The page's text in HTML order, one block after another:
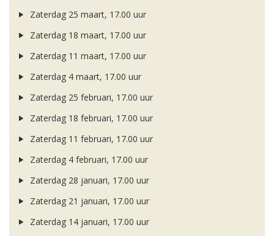
Zaterdag 25 maart, 17.00 uur
Zaterdag 18 maart, 17.00 uur
Zaterdag 11 maart, 17.00 uur
Zaterdag 4 maart, 17.00 uur
Zaterdag 25 februari, 17.00 uur
Zaterdag 18 februari, 17.00 uur
Zaterdag 11 februari, 17.00 uur
Zaterdag 4 februari, 17.00 uur
Zaterdag 28 januari, 17.00 uur
Zaterdag 21 januari, 17.00 uur
Zaterdag 14 januari, 17.00 uur